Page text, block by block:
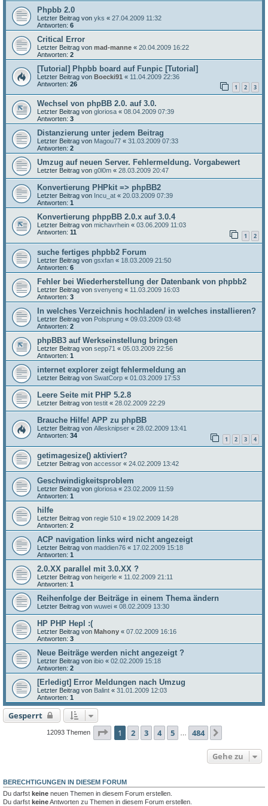
Phpbb 2.0
Letzter Beitrag von yks « 27.04.2009 11:32
Antworten: 6
Critical Error
Letzter Beitrag von mad-manne « 20.04.2009 16:22
Antworten: 2
[Tutorial] Phpbb board auf Funpic [Tutorial]
Letzter Beitrag von Boecki91 « 11.04.2009 22:36
Antworten: 26 1 2 3
Wechsel von phpBB 2.0. auf 3.0.
Letzter Beitrag von gloriosa « 08.04.2009 07:39
Antworten: 3
Distanzierung unter jedem Beitrag
Letzter Beitrag von Magou77 « 31.03.2009 07:33
Antworten: 2
Umzug auf neuen Server. Fehlermeldung. Vorgabewert
Letzter Beitrag von g0l0m « 28.03.2009 20:47
Konvertierung PHPkit => phpBB2
Letzter Beitrag von Incu_at « 20.03.2009 07:39
Antworten: 1
Konvertierung phppBB 2.0.x auf 3.0.4
Letzter Beitrag von michavrhein « 03.06.2009 11:03
Antworten: 11 1 2
suche fertiges phpbb2 Forum
Letzter Beitrag von gsxfan « 18.03.2009 21:50
Antworten: 6
Fehler bei Wiederherstellung der Datenbank von phpbb2
Letzter Beitrag von svenyeng « 11.03.2009 16:03
Antworten: 3
In welches Verzeichnis hochladen/ in welches installieren?
Letzter Beitrag von Polsprung « 09.03.2009 03:48
Antworten: 2
phpBB3 auf Werkseinstellung bringen
Letzter Beitrag von sepp71 « 05.03.2009 22:56
Antworten: 1
internet explorer zeigt fehlermeldung an
Letzter Beitrag von SwatCorp « 01.03.2009 17:53
Leere Seite mit PHP 5.2.8
Letzter Beitrag von testit « 28.02.2009 22:29
Brauche Hilfe! APP zu phpBB
Letzter Beitrag von Allesknipser « 28.02.2009 13:41
Antworten: 34 1 2 3 4
getimagesize() aktiviert?
Letzter Beitrag von accessor « 24.02.2009 13:42
Geschwindigkeitsproblem
Letzter Beitrag von gloriosa « 23.02.2009 11:59
Antworten: 1
hilfe
Letzter Beitrag von regie 510 « 19.02.2009 14:28
Antworten: 2
ACP navigation links wird nicht angezeigt
Letzter Beitrag von maddien76 « 17.02.2009 15:18
Antworten: 1
2.0.XX parallel mit 3.0.XX ?
Letzter Beitrag von heigerle « 11.02.2009 21:11
Antworten: 1
Reihenfolge der Beiträge in einem Thema ändern
Letzter Beitrag von wuwei « 08.02.2009 13:30
HP PHP Hepl :(
Letzter Beitrag von Mahony « 07.02.2009 16:16
Antworten: 3
Neue Beiträge werden nicht angezeigt ?
Letzter Beitrag von ibio « 02.02.2009 15:18
Antworten: 2
[Erledigt] Error Meldungen nach Umzug
Letzter Beitrag von Balint « 31.01.2009 12:03
Antworten: 1
Gesperrt
12093 Themen Seite 1von 484
1 2 3 4 5 484
Gehe zu
BERECHTIGUNGEN IN DIESEM FORUM
Du darfst keine neuen Themen in diesem Forum erstellen.
Du darfst keineAntworten zu Themen in diesem Forum erstellen.